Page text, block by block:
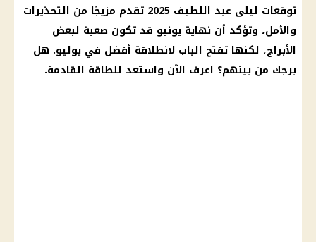
توقعات ليلى عبد اللطيف 2025 تقدم مزيجًا من التحذيرات
والأمل، وتؤكد أن نهاية يونيو قد تكون صعبة لبعض
الأبراج، لكنها تفتح الباب لانطلاقة أفضل في يوليو. هل
برجك من بينهم؟ اعرف الآن واستعد للطاقة القادمة.